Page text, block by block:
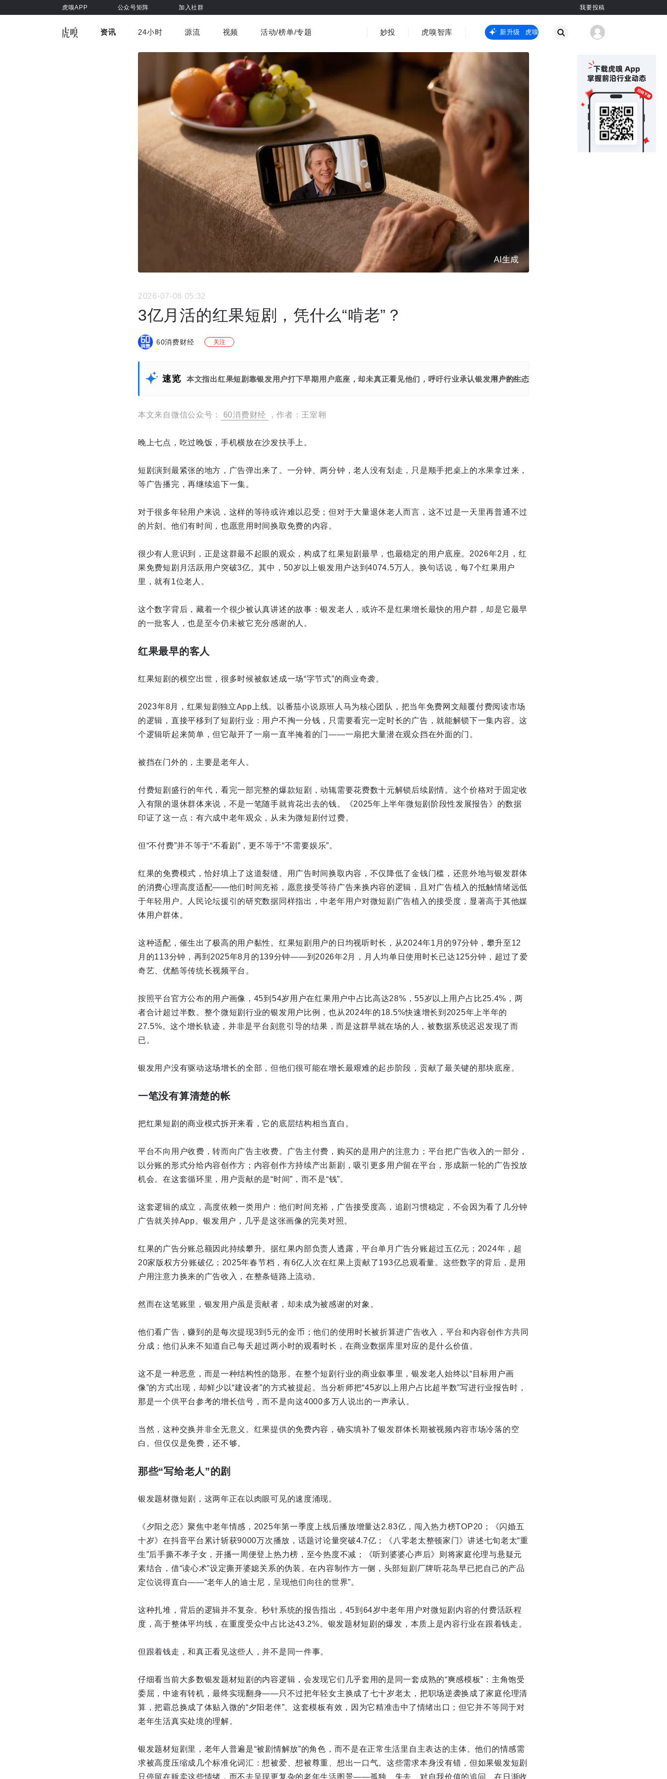
虎嗅APP 公众号矩阵 加入社群 我要投稿
资讯
车与出行 商业消费 社会文化 金融财经 出海
国际热点
书影音 医疗
24小时 源流 视频
视频精选
活动/榜单/专题 妙投 虎嗅智库 虎嗅嗅全新升级 虎嗅嗅全新升级
2026-07-08 05:32
3亿月活的红果短剧，凭什么“啃老”？
60消费财经 关注
速览 本文指出红果短剧靠银发用户打下早期用户底座，却未真正看见他们，呼吁行业承认银发用户的生态价值。
展开更多
本文来自微信公众号： 60消费财经 ，作者：王室翱
晚上七点，吃过晚饭，手机横放在沙发扶手上。
短剧演到最紧张的地方，广告弹出来了。一分钟、两分钟，老人没有划走，只是顺手把桌上的水果拿过来，
等广告播完，再继续追下一集。
对于很多年轻用户来说，这样的等待或许难以忍受；但对于大量退休老人而言，这不过是一天里再普通不过
的片刻。他们有时间，也愿意用时间换取免费的内容。
很少有人意识到，正是这群最不起眼的观众，构成了红果短剧最早，也最稳定的用户底座。2026年2月，红
果免费短剧月活跃用户突破3亿。其中，50岁以上银发用户达到4074.5万人。换句话说，每7个红果用户
里，就有1位老人。
这个数字背后，藏着一个很少被认真讲述的故事：银发老人，或许不是红果增长最快的用户群，却是它最早
的一批客人，也是至今仍未被它充分感谢的人。
红果最早的客人
红果短剧的横空出世，很多时候被叙述成一场“字节式”的商业奇袭。
2023年8月，红果短剧独立App上线。以番茄小说原班人马为核心团队，把当年免费网文颠覆付费阅读市场
的逻辑，直接平移到了短剧行业：用户不掏一分钱，只需要看完一定时长的广告，就能解锁下一集内容。这
个逻辑听起来简单，但它敲开了一扇一直半掩着的门——一扇把大量潜在观众挡在外面的门。
被挡在门外的，主要是老年人。
付费短剧盛行的年代，看完一部完整的爆款短剧，动辄需要花费数十元解锁后续剧情。这个价格对于固定收
入有限的退休群体来说，不是一笔随手就肯花出去的钱。《2025年上半年微短剧阶段性发展报告》的数据
印证了这一点：有六成中老年观众，从未为微短剧付过费。
但“不付费”并不等于“不看剧”，更不等于“不需要娱乐”。
红果的免费模式，恰好填上了这道裂缝。用广告时间换取内容，不仅降低了金钱门槛，还意外地与银发群体
的消费心理高度适配——他们时间充裕，愿意接受等待广告来换内容的逻辑，且对广告植入的抵触情绪远低
于年轻用户。人民论坛援引的研究数据同样指出，中老年用户对微短剧广告植入的接受度，显著高于其他媒
体用户群体。
这种适配，催生出了极高的用户黏性。红果短剧用户的日均视听时长，从2024年1月的97分钟，攀升至12
月的113分钟，再到2025年8月的139分钟——到2026年2月，月人均单日使用时长已达125分钟，超过了爱
奇艺、优酷等传统长视频平台。
按照平台官方公布的用户画像，45到54岁用户在红果用户中占比高达28%，55岁以上用户占比25.4%，两
者合计超过半数。整个微短剧行业的银发用户比例，也从2024年的18.5%快速增长到2025年上半年的
27.5%。这个增长轨迹，并非是平台刻意引导的结果，而是这群早就在场的人，被数据系统迟迟发现了而
已。
银发用户没有驱动这场增长的全部，但他们很可能在增长最艰难的起步阶段，贡献了最关键的那块底座。
一笔没有算清楚的帐
把红果短剧的商业模式拆开来看，它的底层结构相当直白。
平台不向用户收费，转而向广告主收费。广告主付费，购买的是用户的注意力；平台把广告收入的一部分，
以分账的形式分给内容创作方；内容创作方持续产出新剧，吸引更多用户留在平台，形成新一轮的广告投放
机会。在这套循环里，用户贡献的是“时间”，而不是“钱”。
这套逻辑的成立，高度依赖一类用户：他们时间充裕，广告接受度高，追剧习惯稳定，不会因为看了几分钟
广告就关掉App。银发用户，几乎是这张画像的完美对照。
红果的广告分账总额因此持续攀升。据红果内部负责人透露，平台单月广告分账超过五亿元；2024年，超
20家版权方分账破亿；2025年春节档，有6亿人次在红果上贡献了193亿总观看量。这些数字的背后，是用
户用注意力换来的广告收入，在整条链路上流动。
然而在这笔账里，银发用户虽是贡献者，却未成为被感谢的对象。
他们看广告，赚到的是每次提现3到5元的金币；他们的使用时长被折算进广告收入，平台和内容创作方共同
分成；他们从来不知道自己每天超过两小时的观看时长，在商业数据库里对应的是什么价值。
这不是一种恶意，而是一种结构性的隐形。在整个短剧行业的商业叙事里，银发老人始终以“目标用户画
像”的方式出现，却鲜少以“建设者”的方式被提起。当分析师把“45岁以上用户占比超半数”写进行业报告时，
那是一个供平台参考的增长信号，而不是向这4000多万人说出的一声承认。
当然，这种交换并非全无意义。红果提供的免费内容，确实填补了银发群体长期被视频内容市场冷落的空
白。但仅仅是免费，还不够。
那些“写给老人”的剧
银发题材微短剧，这两年正在以肉眼可见的速度涌现。
《夕阳之恋》聚焦中老年情感，2025年第一季度上线后播放增量达2.83亿，闯入热力榜TOP20；《闪婚五
十岁》在抖音平台累计斩获9000万次播放，话题讨论量突破4.7亿；《八零老太整顿家门》讲述七旬老太“重
生”后手撕不孝子女，开播一周便登上热力榜，至今热度不减；《听到婆婆心声后》则将家庭伦理与悬疑元
素结合，借“读心术”设定撕开婆媳关系的伪装。在内容制作方一侧，头部短剧厂牌听花岛早已把自己的产品
定位说得直白——“老年人的迪士尼，呈现他们向往的世界”。
这种扎堆，背后的逻辑并不复杂。秒针系统的报告指出，45到64岁中老年用户对微短剧内容的付费活跃程
度，高于整体平均线，在重度受众中占比达43.2%。银发题材短剧的爆发，本质上是内容行业在跟着钱走。
但跟着钱走，和真正看见这些人，并不是同一件事。
仔细看当前大多数银发题材短剧的内容逻辑，会发现它们几乎套用的是同一套成熟的“爽感模板”：主角饱受
委屈，中途有转机，最终实现翻身——只不过把年轻女主换成了七十岁老太，把职场逆袭换成了家庭伦理清
算，把霸总换成了体贴入微的“夕阳老伴”。这套模板有效，因为它精准击中了情绪出口；但它并不等同于对
老年生活真实处境的理解。
银发题材短剧里，老年人普遍是“被剧情解放”的角色，而不是在正常生活里自主表达的主体。他们的情感需
求被高度压缩成几个标准化词汇：想被爱、想被尊重、想出一口气。这些需求本身没有错，但如果银发短剧
只停留在贩卖这些情绪，而不去呈现更复杂的老年生活图景——孤独、失去、对自我价值的追问、在日渐收